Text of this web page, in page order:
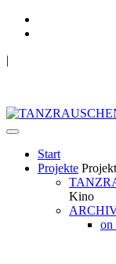
|
Start
Projekte
Kino
on